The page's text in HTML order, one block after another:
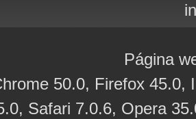
Página
50.0, Firefox 45.0,
Safari 7.0.6, Opera